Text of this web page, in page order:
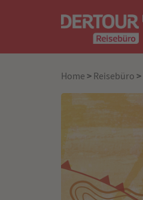
Home > Reisebüro >